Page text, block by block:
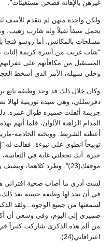
غيرهن بالإهانة فصحن مستغيثات".
ولكن واحدة منهن لم تتقدم للأسف
يحمل سيفاً ثقيلاً وله شارب رهيب،
مسلحات بالمكانس. أما روسو فنجا
"شاب غريب من أسرة كريمة إلتاث
المستقبل من مكافأتهم على
وخلى سبيله، الأمر الذي أسخط
وكان خلال ذلك قد وجد وظيفة تابع
دفرسللي، وهي سيدة تورينية لهالا
جريمة أثقلت ضميره طوال عمره.
المدام الزاهية الألوان، فلما أتهم
أعطته الشريط. ووبخته الخادمة-
توبيخاً انطوى على نبوءة، فقالت له
خيرة. أنك تجعلني غاية في
موقفك(23)". وطرد كلاهما، ويضيف روسو في اعترافاته:
لست أدري ما أصاب ضحية افترائي
في أن تجد لها وظيفة حسنة بعد
لسمعتها من جميع الوجوه...ولقد
ضميري إلى اليوم، وفي وسعي أن
من ألم هذه الذكرى شاركت كثيراَ
اعترافاتي(24).